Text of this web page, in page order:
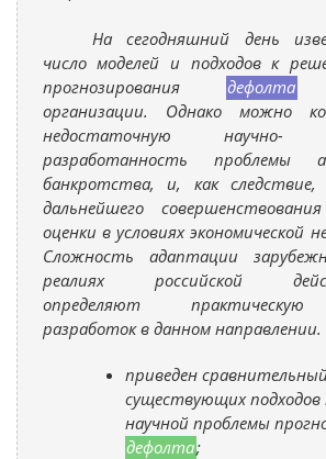
На сегодняшний день
число моделей и подходов к
прогнозирования дефолта
организации. Однако можно
недостаточную научно-
разработанность проблемы
банкротства, и, как следствие,
дальнейшего
оценки в условиях экономической
Сложность адаптации
реалиях российской
определяют
разработок в данном
приведен
существующих
научной проблемы
дефолта;